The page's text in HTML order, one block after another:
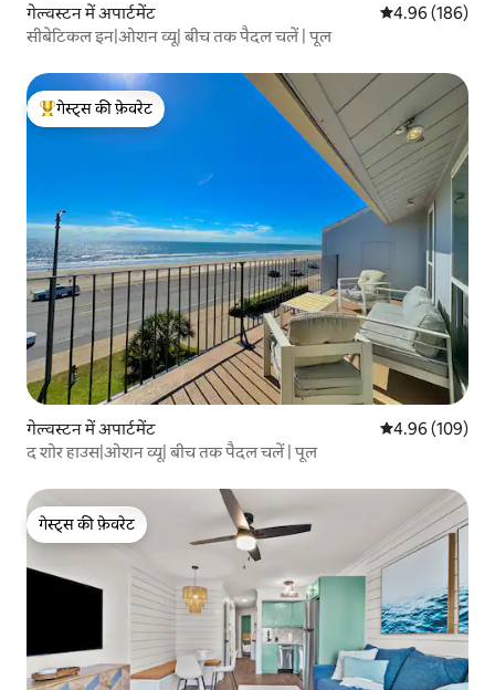
गेल्वस्टन में अपार्टमेंट औसत रेटिंग 5 में से
4.96 (186)
सीबेटिकल इन|ओशन व्यू| बीच तक पैदल चलें | पूल
गेस्ट्स का टॉप फ़ेवरेट
गेस्ट्स की फ़ेवरेट
गेल्वस्टन में अपार्टमेंट औसत रेटिंग 5 में से
4.96 (109)
द शोर हाउस|ओशन व्यू| बीच तक पैदल चलें | पूल
गेस्ट्स की फ़ेवरेट
गेस्ट्स की फ़ेवरेट